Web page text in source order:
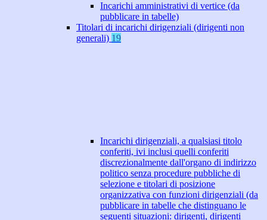
Incarichi amministrativi di vertice (da
pubblicare in tabelle)
Titolari di incarichi dirigenziali (dirigenti non
generali) 19
Incarichi dirigenziali, a qualsiasi titolo
conferiti, ivi inclusi quelli conferiti
discrezionalmente dall'organo di indirizzo
politico senza procedure pubbliche di
selezione e titolari di posizione
organizzativa con funzioni dirigenziali (da
pubblicare in tabelle che distinguano le
seguenti situazioni: dirigenti, dirigenti